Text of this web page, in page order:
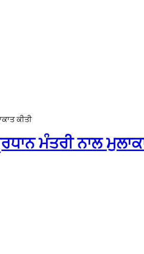
ਕੀਤੀ
ਮੰਤਰੀ ਨਾਲ